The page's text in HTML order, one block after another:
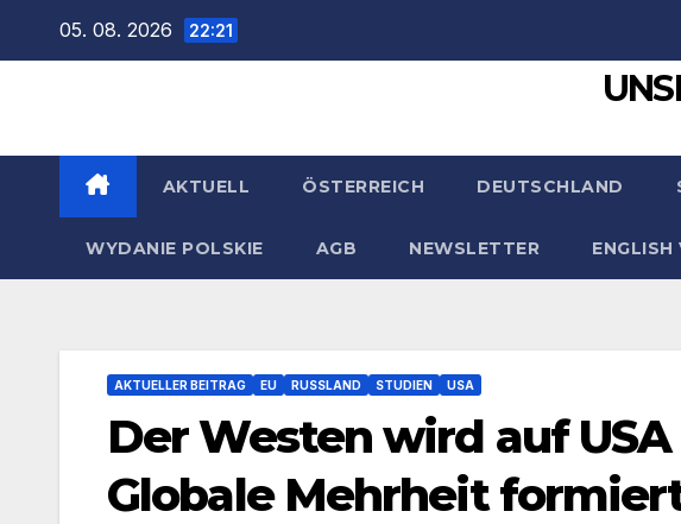
05. 08. 2026 22:21
AKTUELL ÖSTERREICH DEUTSCHLAND
WYDANIE POLSKIE AGB NEWSLETTER ENGLISH
AKTUELLER BEITRAG EU RUSSLAND STUDIEN USA
Der Westen wird auf
Globale Mehrheit